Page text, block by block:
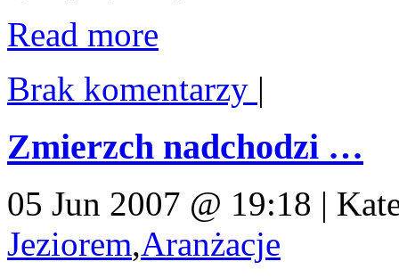
Read more
Brak komentarzy |
Zmierzch nadchodzi …
05 Jun 2007 @ 19:18 |
Jeziorem,Aranżacje